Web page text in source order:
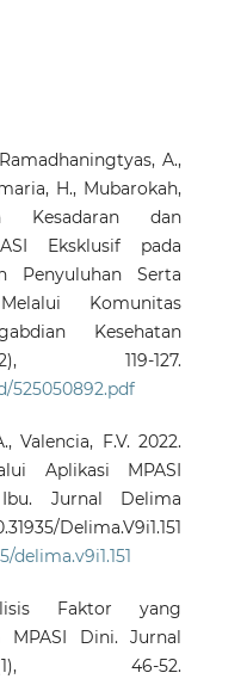
A.,
H., Mubarokah,
Kesadaran dan
Eksklusif pada
Penyuluhan Serta
Komunitas
Kesehatan
119-127.
525050892.pdf
Valencia, F.V. 2022.
Aplikasi MPASI
Jurnal Delima
Delima.V9i1.151
delima.v9i1.151
Faktor yang
MPASI Dini. Jurnal
46-52.